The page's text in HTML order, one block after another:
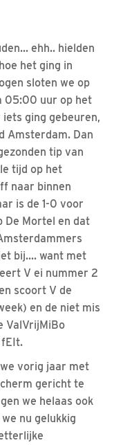
ehh.. hielden
het ging in
sloten we op
05:00 uur op het
ging gebeuren,
Amsterdam. Dan
tip van
tijd op het
naar binnen
is de 1-0 voor
De Mortel en dat
bij.... want met
V ei nummer 2
scoort V de
en de niet mis
ValVrijMiBo
vorig jaar met
gericht te
we helaas ook
nu gelukkig